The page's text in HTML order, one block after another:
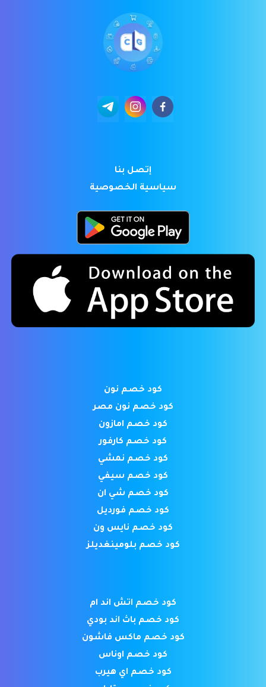
إتصل بنا
سياسية الخصوصية
كود خصم نون
كود خصم نون مصر
كود خصم امازون
كود خصم كارفور
كود خصم نمشي
كود خصم سيفي
كود خصم شي ان
كود خصم فورديل
كود خصم نايس ون
كود خصم بلومينغديلز
كود خصم اتش اند ام
كود خصم باث اند بودي
كود خصم ماكس فاشون
كود خصم اوناس
كود خصم اي هيرب